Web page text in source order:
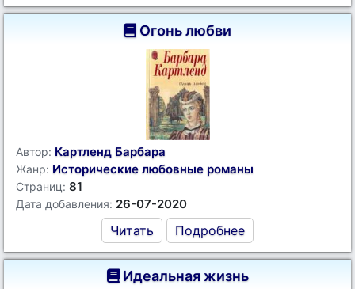
Огонь любви
Автор: Картленд Барбара
Жанр: Исторические любовные романы
Страниц: 81
Дата добавления: 26-07-2020
Читать Подробнее
Идеальная жизнь